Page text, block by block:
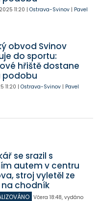
11:20 | Ostrava-Svinov| Pavel
obvod Svinov
do sportu:
hřiště dostane
podobu
11:20 | Ostrava-Svinov| Pavel
se srazil s
autem v centru
stroj vyletěl ze
na chodník
Včera 18:48, vydáno